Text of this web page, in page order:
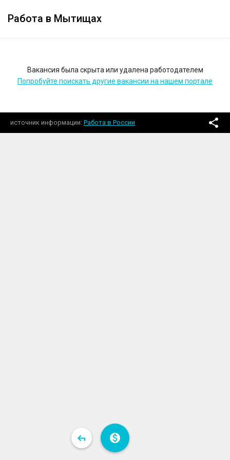
Работа в Мытищах
Вакансия была скрыта или удалена работодателем
Попробуйте поискать другие вакансии на нашем портале
источник информации Работа в России